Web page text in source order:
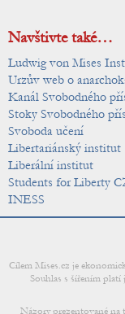
Navštivte také…
Ludwig von Mises
Urzův web o
Kanál Svobodného
Stoky Svobodného
Svoboda učení
Libertariánský institut
Liberální institut
Students for Liberty
INESS
Cílem Mises.cz je
Souhlas s šířením platí
Názory prezentované